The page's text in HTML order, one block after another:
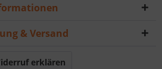
& Versand
erklären